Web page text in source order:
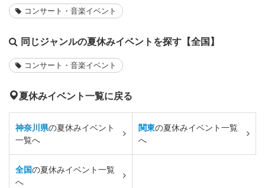
コンサート・音楽イベント
同じジャンルの夏休みイベントを探す【全国】
コンサート・音楽イベント
夏休みイベント一覧に戻る
神奈川県の夏休みイベント
一覧へ
関東の夏休みイベント一覧
へ
全国の夏休みイベント一覧
へ